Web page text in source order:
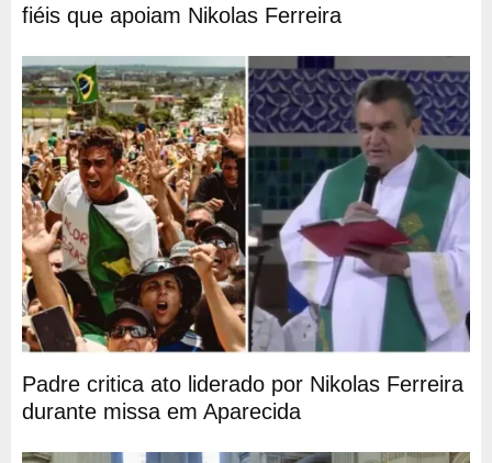
fiéis que apoiam Nikolas Ferreira
Padre critica ato liderado por Nikolas Ferreira
durante missa em Aparecida